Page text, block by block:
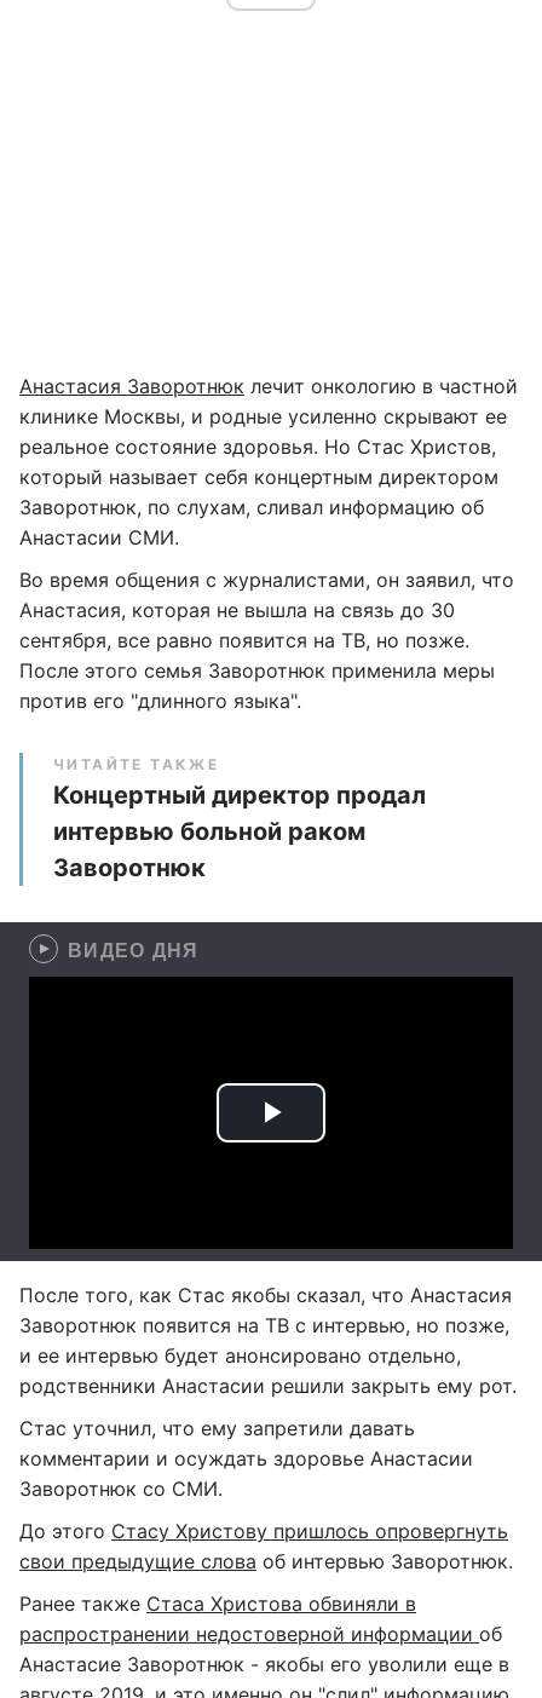
Анастасия Заворотнюк лечит онкологию в частной
клинике Москвы, и родные усиленно скрывают ее
реальное состояние здоровья. Но Стас Христов,
который называет себя концертным директором
Заворотнюк, по слухам, сливал информацию об
Анастасии СМИ.
Во время общения с журналистами, он заявил, что
Анастасия, которая не вышла на связь до 30
сентября, все равно появится на ТВ, но позже.
После этого семья Заворотнюк применила меры
против его "длинного языка".
ЧИТАЙТЕ ТАКЖЕ
Концертный директор продал
интервью больной раком
Заворотнюк
ВИДЕО ДНЯ
После того, как Стас якобы сказал, что Анастасия
Заворотнюк появится на ТВ с интервью, но позже,
и ее интервью будет анонсировано отдельно,
родственники Анастасии решили закрыть ему рот.
Стас уточнил, что ему запретили давать
комментарии и осуждать здоровье Анастасии
Заворотнюк со СМИ.
До этого Стасу Христову пришлось опровергнуть
свои предыдущие слова об интервью Заворотнюк.
Ранее также Стаса Христова обвиняли в
распространении недостоверной информации об
Анастасие Заворотнюк - якобы его уволили еще в